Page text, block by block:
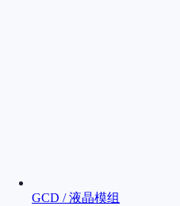
GCD / 液晶模组